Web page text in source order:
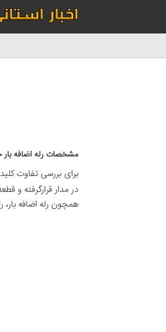
مشخصات رله اضافه
برای بررسی تفاوت
در مدار قرارگرفته و
همچون رله‌ اضافه بار،